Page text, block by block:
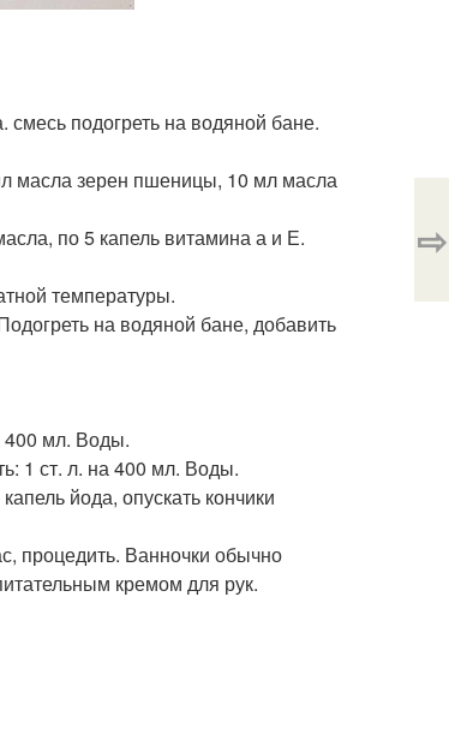
подогреть на водяной бане.
масла зерен пшеницы, 10 мл масла
по 5 капель витамина а и Е.
температуры.
на водяной бане, добавить
400 мл. Воды.
1 ст. л. на 400 мл. Воды.
йода, опускать кончики
процедить. Ванночки обычно
кремом для рук.
⇨